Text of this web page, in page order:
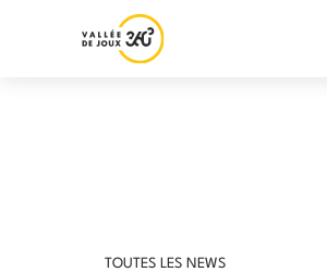
TOUTES LES NEWS